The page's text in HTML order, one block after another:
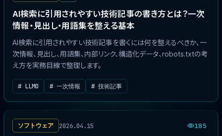
AI検索に引用されやすい技術記事の書き方とは？一次
情報・見出し・用語集を整える基本
AI検索に引用されやすい技術記事を書くには何を整えるべきか、一
次情報、見出し、用語集、内部リンク、構造化データ、robots.txtの考
え方を実務目線で整理します。
# LLMO # 一次情報 # 技術記事
ソフトウェア 2026.04.15 185